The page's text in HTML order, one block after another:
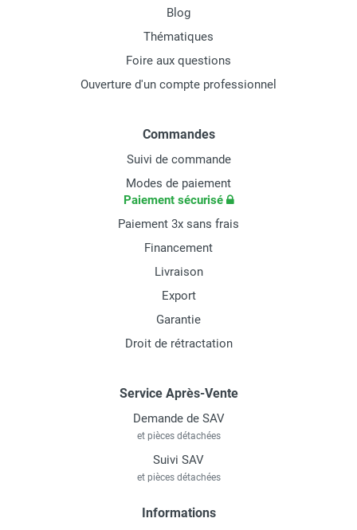
Blog
Thématiques
Foire aux questions
Ouverture d'un compte professionnel
Commandes
Suivi de commande
Modes de paiement
Paiement sécurisé
Paiement 3x sans frais
Financement
Livraison
Export
Garantie
Droit de rétractation
Service Après-Vente
Demande de SAV
et pièces détachées
Suivi SAV
et pièces détachées
Informations